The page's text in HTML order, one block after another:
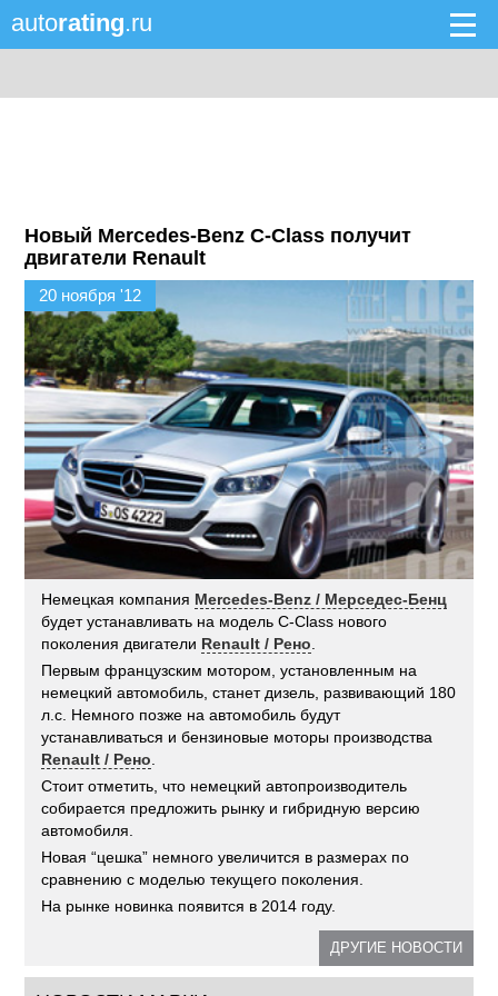
autorating.ru
Новый Mercedes-Benz C-Class получит
двигатели Renault
20 ноября '12
Немецкая компания Mercedes-Benz / Мерседес-Бенц
будет устанавливать на модель C-Class нового
поколения двигатели Renault / Рено
Первым французским мотором, установленным на
немецкий автомобиль, станет дизель, развивающий 180
л.с. Немного позже на автомобиль будут
устанавливаться и бензиновые моторы производства
Renault / Рено
Стоит отметить, что немецкий автопроизводитель
собирается предложить рынку и гибридную версию
автомобиля.
Новая “цешка” немного увеличится в размерах по
сравнению с моделью текущего поколения.
На рынке новинка появится в 2014 году.
ДРУГИЕ НОВОСТИ